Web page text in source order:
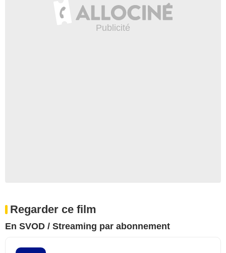
Regarder ce film
En SVOD / Streaming par abonnement